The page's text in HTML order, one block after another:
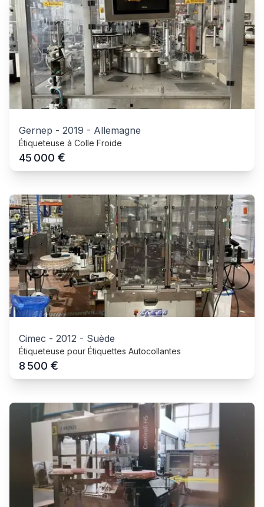
Gernep - 2019 - Allemagne
Étiqueteuse à Colle Froide
45 000 €
Cimec - 2012 - Suède
Étiqueteuse pour Étiquettes Autocollantes
8 500 €